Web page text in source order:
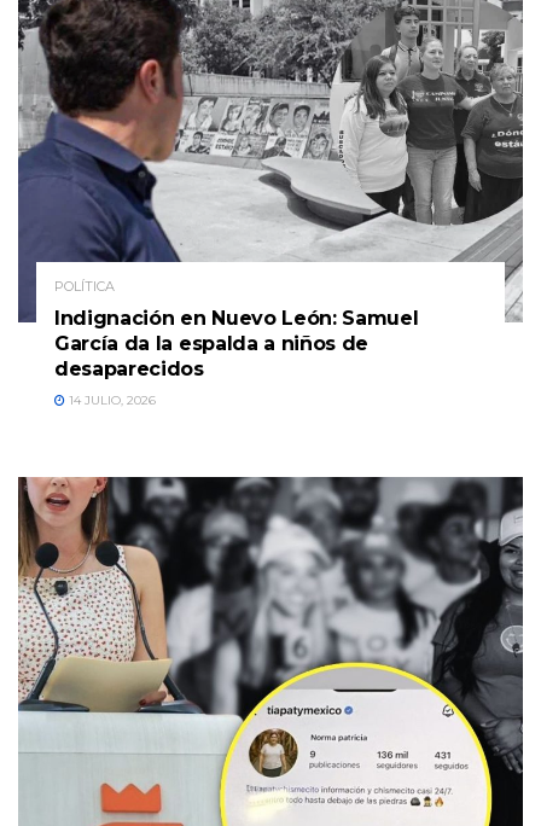
POLÍTICA
Indignación en Nuevo León: Samuel
García da la espalda a niños de
desaparecidos
14 JULIO, 2026